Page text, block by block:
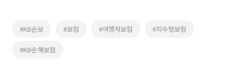
#KB손보 #보험 #여행자보험 #지수형보험
#KB손해보험